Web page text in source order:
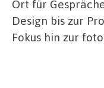
Ort für
Design bis zur
Fokus hin zur